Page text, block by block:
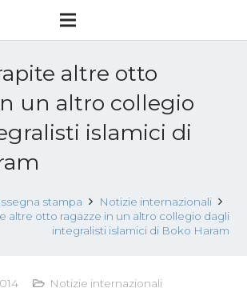
altre otto
un altro collegio
islamici di
stampa
Notizie internazionali
altre otto ragazze in un altro collegio dagli
integralisti islamici di Boko Haram
Notizie internazionali